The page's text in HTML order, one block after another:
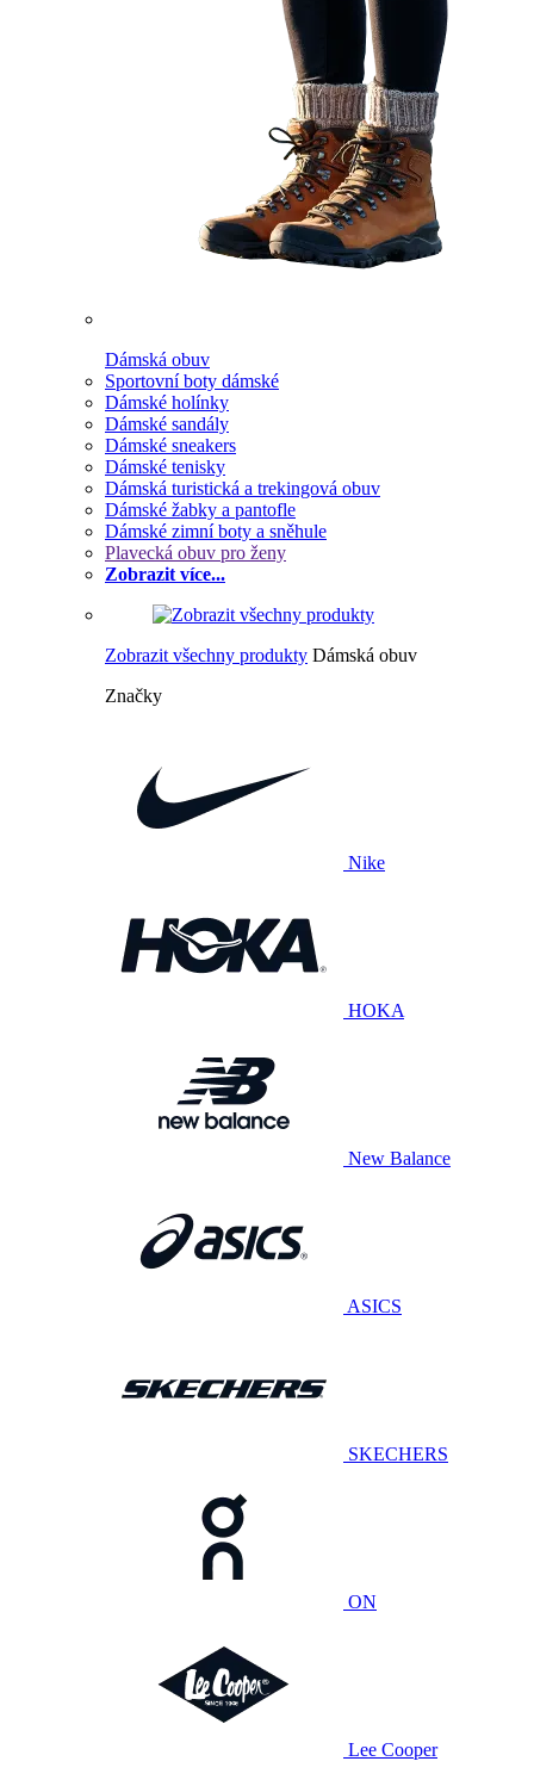
Dámská obuv
Sportovní boty dámské
Dámské holínky
Dámské sandály
Dámské sneakers
Dámské tenisky
Dámská turistická a trekingová obuv
Dámské žabky a pantofle
Dámské zimní boty a sněhule
Plavecká obuv pro ženy
Zobrazit více...
Zobrazit všechny produkty Dámská obuv
Značky
Nike
HOKA
New Balance
ASICS
SKECHERS
ON
Lee Cooper